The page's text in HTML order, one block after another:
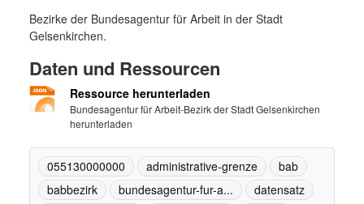
Bezirke der Bundesagentur für Arbeit in der Stadt
Gelsenkirchen.
Daten und Ressourcen
Ressource herunterladen
Bundesagentur für Arbeit-Bezirk der Stadt Gelsenkirchen
herunterladen
055130000000 administrative-grenze
bab
babbezirk
bundesagentur-fur-a...
datensatz